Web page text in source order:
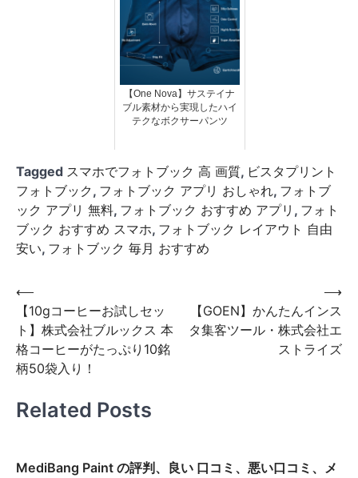
【One Nova】サステイナ
ブル素材から実現したハイ
テクなボクサーパンツ
Tagged スマホでフォトブック 高 画質, ビスタプリント
フォトブック , フォトブック アプリ おしゃれ, フォトブ
ック アプリ 無料, フォトブック おすすめ アプリ , フォト
ブック おすすめ スマホ, フォトブック レイアウト 自由
安い, フォトブック 毎月 おすすめ
投
稿
ナ
ビ
ー
ョ
⟵
【10gコーヒーお試しセッ
ト】株式会社ブルックス 本
格コーヒーがたっぷり10銘
柄50袋入り！
【GOEN】かんたんインス
タ集客ツール・株式会社エ
ストライズ
⟶
Related Posts
MediBang Paint の評判、良い 口コミ、悪い口コミ、メ